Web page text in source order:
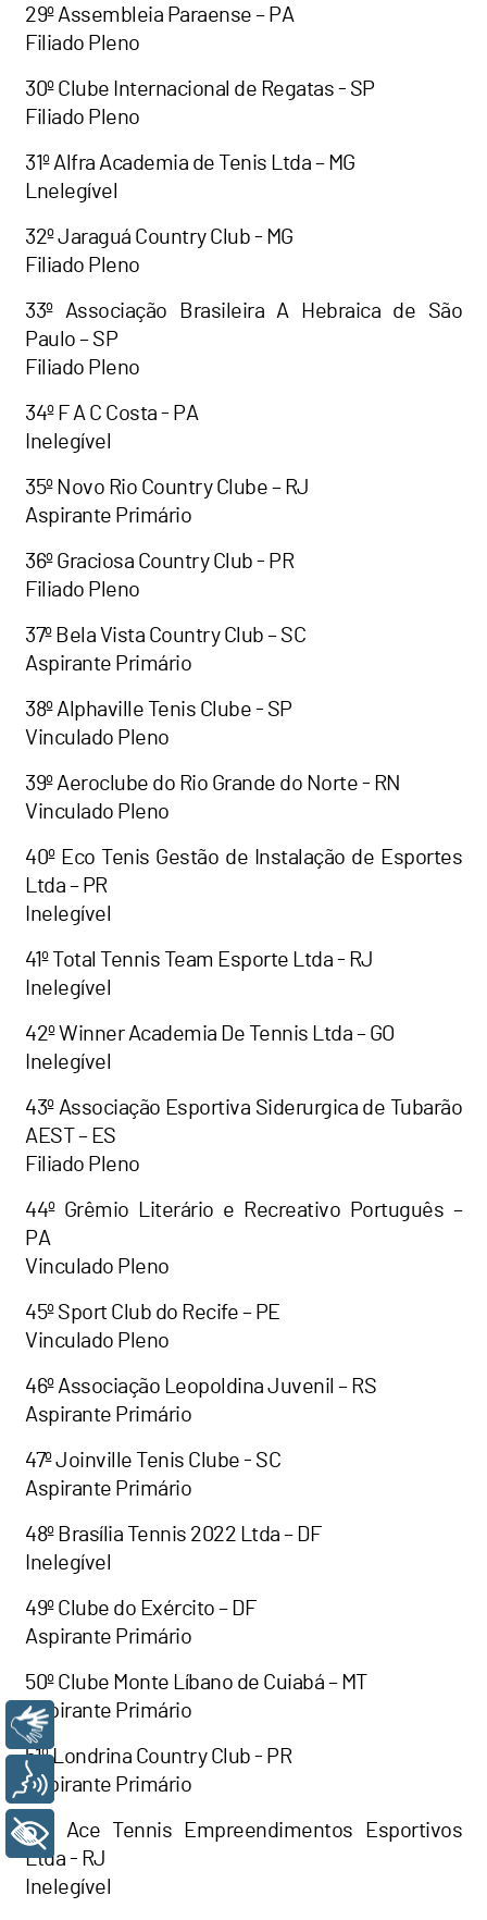
29º Assembleia Paraense – PA
Filiado Pleno
30º Clube Internacional de Regatas - SP
Filiado Pleno
31º Alfra Academia de Tenis Ltda – MG
Lnelegível
32º Jaraguá Country Club - MG
Filiado Pleno
33º Associação Brasileira A Hebraica de São
Paulo – SP
Filiado Pleno
34º F A C Costa - PA
Inelegível
35º Novo Rio Country Clube – RJ
Aspirante Primário
36º Graciosa Country Club - PR
Filiado Pleno
37º Bela Vista Country Club – SC
Aspirante Primário
38º Alphaville Tenis Clube - SP
Vinculado Pleno
39º Aeroclube do Rio Grande do Norte - RN
Vinculado Pleno
40º Eco Tenis Gestão de Instalação de Esportes
Ltda – PR
Inelegível
41º Total Tennis Team Esporte Ltda - RJ
Inelegível
42º Winner Academia De Tennis Ltda – GO
Inelegível
43º Associação Esportiva Siderurgica de Tubarão
AEST – ES
Filiado Pleno
44º Grêmio Literário e Recreativo Português –
PA
Vinculado Pleno
45º Sport Club do Recife – PE
Vinculado Pleno
46º Associação Leopoldina Juvenil – RS
Aspirante Primário
47º Joinville Tenis Clube - SC
Aspirante Primário
48º Brasília Tennis 2022 Ltda – DF
Inelegível
49º Clube do Exército – DF
Aspirante Primário
50º Clube Monte Líbano de Cuiabá – MT
Aspirante Primário
51º Londrina Country Club - PR
Aspirante Primário
52º Ace Tennis Empreendimentos Esportivos
Ltda - RJ
Inelegível
Voz
+ Acessibilidade